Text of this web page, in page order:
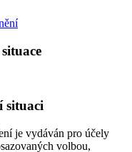
situaci
je vydáván pro účely
volbou,